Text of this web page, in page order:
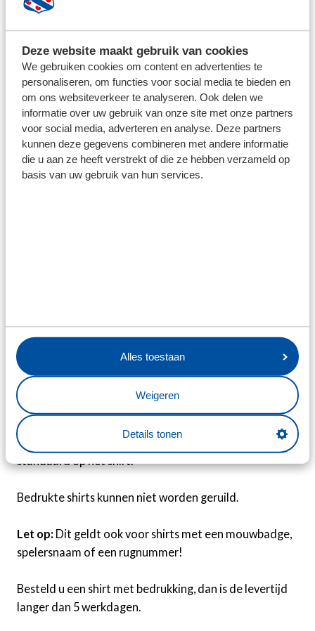
Deze website maakt gebruik van cookies
We gebruiken cookies om content en advertenties te
personaliseren, om functies voor social media te bieden en
om ons websiteverkeer te analyseren. Ook delen we
informatie over uw gebruik van onze site met onze partners
voor social media, adverteren en analyse. Deze partners
kunnen deze gegevens combineren met andere informatie
die u aan ze heeft verstrekt of die ze hebben verzameld op
basis van uw gebruik van hun services.
Alles toestaan
Weigeren
Details tonen
de baan in het midden van het shirt. Hier prijken blauw,
de vlag staat, bevindt zich in de nek. Zo voelen wij ons
altijd thús, waar we ook zijn.
Het Italiaanse Macron wordt veelal geroemd om hun
gevoel voor mode, waarbij oog is voor details en
duurzaamheid. Het shirt is gemaakt van volledig
gerecycled polyester. Net als het Macron-logo is ook
Wanneer u een shirt bestelt met spelersnaam wordt de
naam onder het rugnummer gedrukt (wedstrijd echt).
Wilt u dit anders hebben, dan kunt u dit telefonisch of
via de mail aangeven via feanstore@sc-heerenveen.nl.
De rugsponsoren; Fietenolie en Moofpeople staan niet
standaard op het shirt.
Bedrukte shirts kunnen niet worden geruild.
Let op: Dit geldt ook voor shirts met een mouwbadge,
spelersnaam of een rugnummer!
Besteld u een shirt met bedrukking, dan is de levertijd
langer dan 5 werkdagen.